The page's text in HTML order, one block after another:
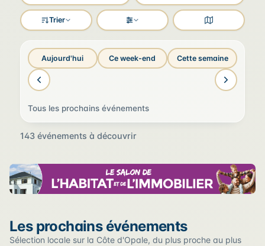
Trier Filtres Voir la carte
Aujourd'hui Ce week-end Cette semaine
Tous les prochains événements
143 événements à découvrir
Cliquez sur un pin pour voir l'événement — les lieux qui
en accueillent plusieurs sont regroupés.
Les prochains événements
Sélection locale sur la Côte d'Opale, du plus proche au plus